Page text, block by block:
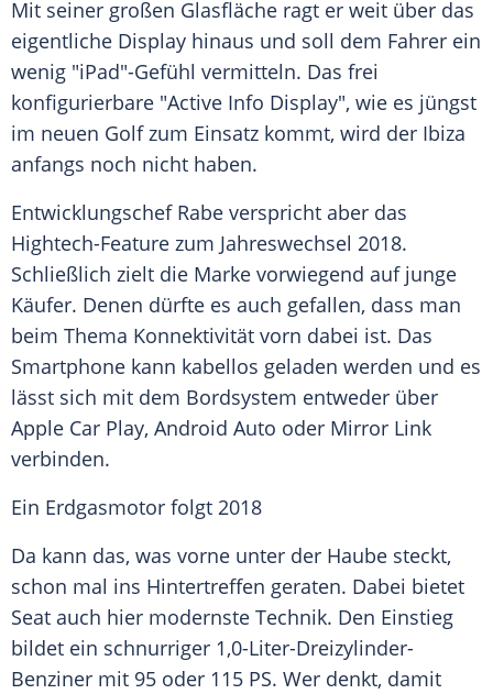
Mit seiner großen Glasfläche ragt er weit über das
eigentliche Display hinaus und soll dem Fahrer ein
wenig "iPad"-Gefühl vermitteln. Das frei
konfigurierbare "Active Info Display", wie es jüngst
im neuen Golf zum Einsatz kommt, wird der Ibiza
anfangs noch nicht haben.
Entwicklungschef Rabe verspricht aber das
Hightech-Feature zum Jahreswechsel 2018.
Schließlich zielt die Marke vorwiegend auf junge
Käufer. Denen dürfte es auch gefallen, dass man
beim Thema Konnektivität vorn dabei ist. Das
Smartphone kann kabellos geladen werden und es
lässt sich mit dem Bordsystem entweder über
Apple Car Play, Android Auto oder Mirror Link
verbinden.
Ein Erdgasmotor folgt 2018
Da kann das, was vorne unter der Haube steckt,
schon mal ins Hintertreffen geraten. Dabei bietet
Seat auch hier modernste Technik. Den Einstieg
bildet ein schnurriger 1,0-Liter-Dreizylinder-
Benziner mit 95 oder 115 PS. Wer denkt, damit